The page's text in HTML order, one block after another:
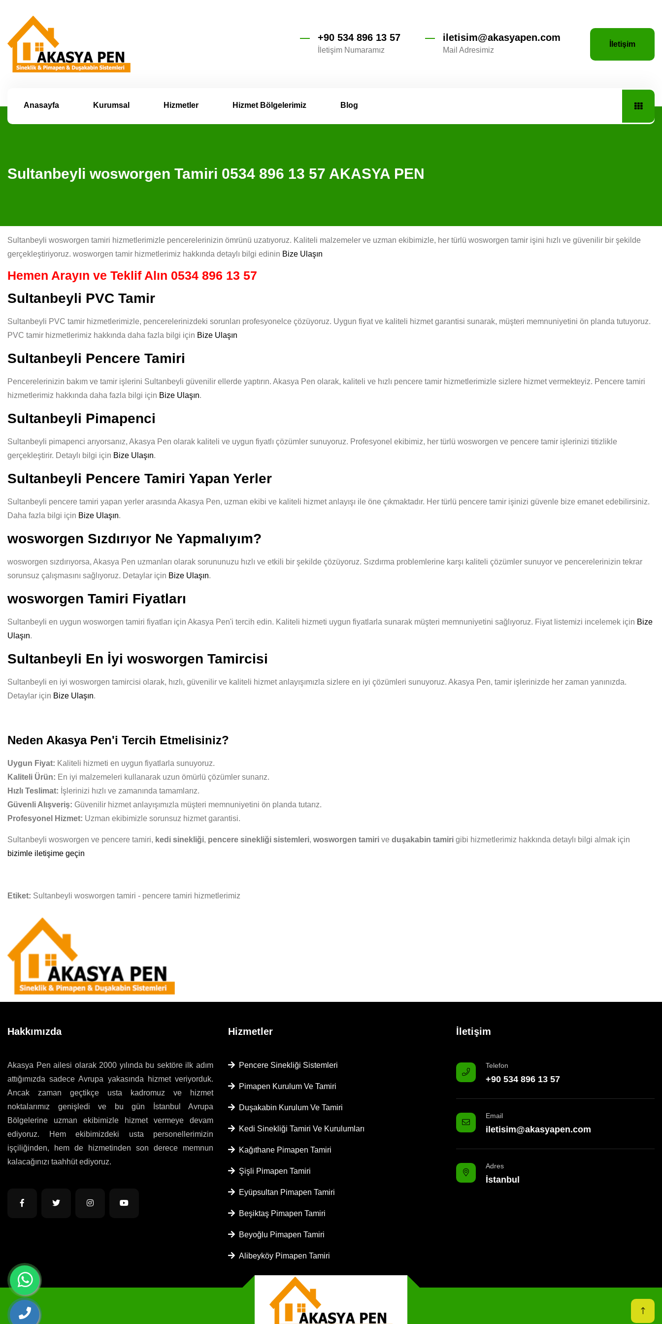
+90 534 896 13 57
İletişim Numaramız
iletisim@akasyapen.com
Mail Adresimiz
İletişim
Anasayfa Kurumsal Hizmetler Hizmet Bölgelerimiz Blog
Sultanbeyli wosworgen Tamiri 0534 896 13 57 AKASYA PEN
Sultanbeyli wosworgen tamiri hizmetlerimizle pencerelerinizin ömrünü uzatıyoruz. Kaliteli malzemeler ve uzman ekibimizle, her türlü wosworgen tamir işini hızlı ve güvenilir bir şekilde
gerçekleştiriyoruz. wosworgen tamir hizmetlerimiz hakkında detaylı bilgi edinin Bize Ulaşın
Hemen Arayın ve Teklif Alın 0534 896 13 57
Sultanbeyli PVC Tamir
Sultanbeyli PVC tamir hizmetlerimizle, pencerelerinizdeki sorunları profesyonelce çözüyoruz. Uygun fiyat ve kaliteli hizmet garantisi sunarak, müşteri memnuniyetini ön planda tutuyoruz.
PVC tamir hizmetlerimiz hakkında daha fazla bilgi için Bize Ulaşın
Sultanbeyli Pencere Tamiri
Pencerelerinizin bakım ve tamir işlerini Sultanbeyli güvenilir ellerde yaptırın. Akasya Pen olarak, kaliteli ve hızlı pencere tamir hizmetlerimizle sizlere hizmet vermekteyiz. Pencere tamiri
hizmetlerimiz hakkında daha fazla bilgi için Bize Ulaşın.
Sultanbeyli Pimapenci
Sultanbeyli pimapenci arıyorsanız, Akasya Pen olarak kaliteli ve uygun fiyatlı çözümler sunuyoruz. Profesyonel ekibimiz, her türlü wosworgen ve pencere tamir işlerinizi titizlikle
gerçekleştirir. Detaylı bilgi için Bize Ulaşın.
Sultanbeyli Pencere Tamiri Yapan Yerler
Sultanbeyli pencere tamiri yapan yerler arasında Akasya Pen, uzman ekibi ve kaliteli hizmet anlayışı ile öne çıkmaktadır. Her türlü pencere tamir işinizi güvenle bize emanet edebilirsiniz.
Daha fazla bilgi için Bize Ulaşın.
wosworgen Sızdırıyor Ne Yapmalıyım?
wosworgen sızdırıyorsa, Akasya Pen uzmanları olarak sorununuzu hızlı ve etkili bir şekilde çözüyoruz. Sızdırma problemlerine karşı kaliteli çözümler sunuyor ve pencerelerinizin tekrar
sorunsuz çalışmasını sağlıyoruz. Detaylar için Bize Ulaşın.
wosworgen Tamiri Fiyatları
Sultanbeyli en uygun wosworgen tamiri fiyatları için Akasya Pen'i tercih edin. Kaliteli hizmeti uygun fiyatlarla sunarak müşteri memnuniyetini sağlıyoruz. Fiyat listemizi incelemek için Bize
Ulaşın.
Sultanbeyli En İyi wosworgen Tamircisi
Sultanbeyli en iyi wosworgen tamircisi olarak, hızlı, güvenilir ve kaliteli hizmet anlayışımızla sizlere en iyi çözümleri sunuyoruz. Akasya Pen, tamir işlerinizde her zaman yanınızda.
Detaylar için Bize Ulaşın.
Neden Akasya Pen'i Tercih Etmelisiniz?
Uygun Fiyat: Kaliteli hizmeti en uygun fiyatlarla sunuyoruz.
Kaliteli Ürün: En iyi malzemeleri kullanarak uzun ömürlü çözümler sunarız.
Hızlı Teslimat: İşlerinizi hızlı ve zamanında tamamlarız.
Güvenli Alışveriş: Güvenilir hizmet anlayışımızla müşteri memnuniyetini ön planda tutarız.
Profesyonel Hizmet: Uzman ekibimizle sorunsuz hizmet garantisi.
Sultanbeyli wosworgen ve pencere tamiri, kedi sinekliği, pencere sinekliği sistemleri, wosworgen tamiri ve duşakabin tamiri gibi hizmetlerimiz hakkında detaylı bilgi almak için
bizimle iletişime geçin
Etiket: Sultanbeyli wosworgen tamiri - pencere tamiri hizmetlerimiz
Hakkımızda
Akasya Pen ailesi olarak 2000 yılında bu sektöre ilk adım
attığımızda sadece Avrupa yakasında hizmet veriyorduk.
Ancak zaman geçtikçe usta kadromuz ve hizmet
noktalarımız genişledi ve bu gün İstanbul Avrupa
Bölgelerine uzman ekibimizle hizmet vermeye devam
ediyoruz. Hem ekibimizdeki usta personellerimizin
işçiliğinden, hem de hizmetinden son derece memnun
kalacağınızı taahhüt ediyoruz.
Hizmetler
Pencere Sinekliği Sistemleri
Pimapen Kurulum Ve Tamiri
Duşakabin Kurulum Ve Tamiri
Kedi Sinekliği Tamiri Ve Kurulumları
Kağıthane Pimapen Tamiri
Şişli Pimapen Tamiri
Eyüpsultan Pimapen Tamiri
Beşiktaş Pimapen Tamiri
Beyoğlu Pimapen Tamiri
Alibeyköy Pimapen Tamiri
İletişim
Telefon
+90 534 896 13 57
Email
iletisim@akasyapen.com
Adres
İstanbul